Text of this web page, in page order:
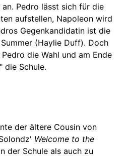
Pedro lässt sich für die
aufstellen, Napoleon wird
Gegenkandidatin ist die
(Haylie Duff). Doch
die Wahl und am Ende
die Schule.
der ältere Cousin von
Welcome to the
der Schule als auch zu